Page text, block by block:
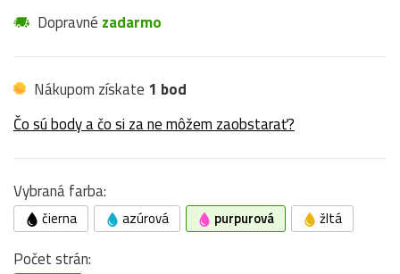
Dopravné zadarmo
Nákupom získate 1 bod
Čo sú body a čo si za ne môžem zaobstarať?
Vybraná farba:
čierna azúrová purpurová žltá
Počet strán: